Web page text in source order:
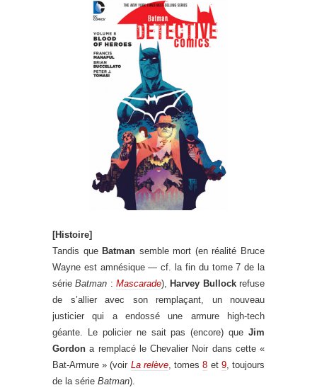
[Histoire]
Tandis que Batman semble mort (en réalité Bruce
Wayne est amnésique — cf. la fin du tome 7 de la
sérieBatman :Mascarade), Harvey Bullockrefuse
de s’allier avec son remplaçant, un nouveau
justicier qui a endossé une armure high-tech
géante. Le policier ne sait pas (encore) que Jim
Gordon a remplacé le Chevalier Noir dans cette «
Bat-Armure » (voir La relève, tomes8 et 9, toujours
de la série Batman).